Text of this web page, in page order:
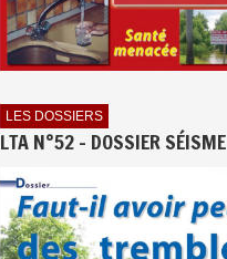
LES DOSSIERS
LTA N°52 - DOSSIER SÉISME